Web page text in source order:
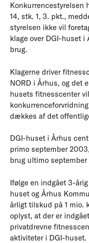
Konkurrencestyrelsen
14, stk. 1, 3. pkt.,
styrelsen ikke vil
klage over DGI-huset
brug.
Klagerne driver
NORD i Århus, og det
husets fitnesscenter
dækkes af det
DGI-huset i Århus
primo september
brug ultimo
Ifølge en indgået 3-
huset og Århus
årligt tilskud på 1 mio.
oplyst, at der er
privatdrevne
aktiviteter i DGI-